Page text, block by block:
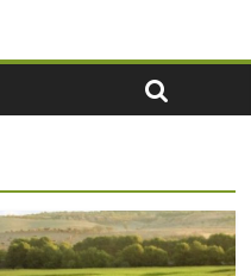
Andalucía celebra la
de oferta de aceite de